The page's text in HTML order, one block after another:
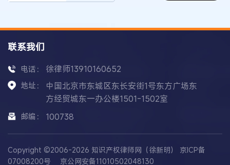
联系我们
电话： 徐律师13910160652
地址：
中国北京市东城区东长安街1号东方广场东
方经贸城东一办公楼1501-1502室
邮编： 100738
Copyright ©2006-2026 知识产权律师网（徐新明） 京ICP备
07008200号
京公网安备11010502048130